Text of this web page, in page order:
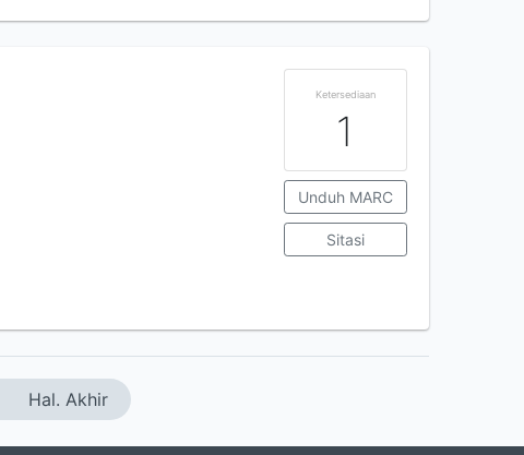
Ketersediaan
1
Unduh MARC
Sitasi
Hal. Akhir